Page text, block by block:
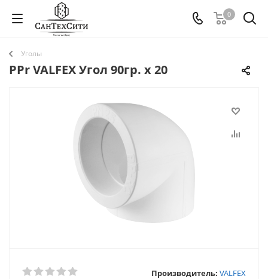
0
Уголы
PPr VALFEX Угол 90гр. x 20
Производитель: VALFEX